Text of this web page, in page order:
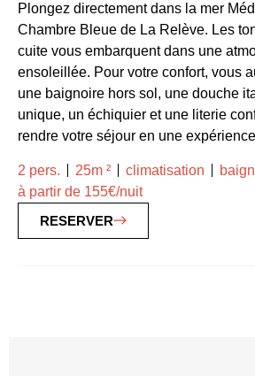
Plongez directement dans la mer
Chambre Bleue de La Relève. Les
cuite vous embarquent dans une
ensoleillée. Pour votre confort, vous
une baignoire hors sol, une douche
unique, un échiquier et une literie
rendre votre séjour en une
2 pers. 25m ² climatisation
à partir de 155€/nuit
RESERVER